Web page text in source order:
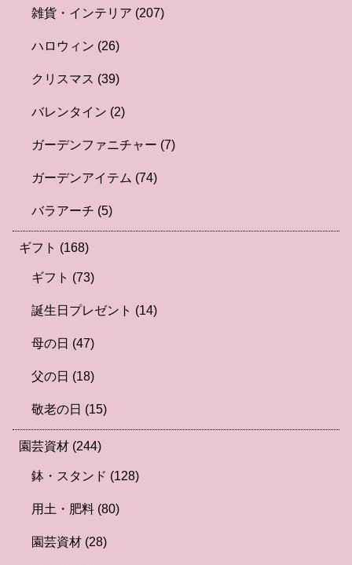
雑貨・インテリア (207)
ハロウィン (26)
クリスマス (39)
バレンタイン (2)
ガーデンファニチャー (7)
ガーデンアイテム (74)
バラアーチ (5)
ギフト (168)
ギフト (73)
誕生日プレゼント (14)
母の日 (47)
父の日 (18)
敬老の日 (15)
園芸資材 (244)
鉢・スタンド (128)
用土・肥料 (80)
園芸資材 (28)